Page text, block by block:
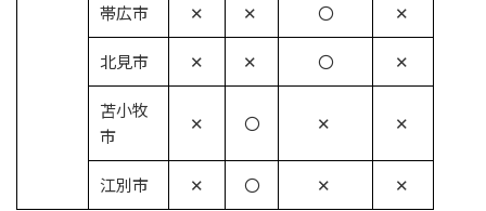
帯広市 ✕ ✕ 〇 ✕
北見市 ✕ ✕ 〇 ✕
苫小牧
市
✕ 〇 ✕ ✕
江別市 ✕ 〇 ✕ ✕